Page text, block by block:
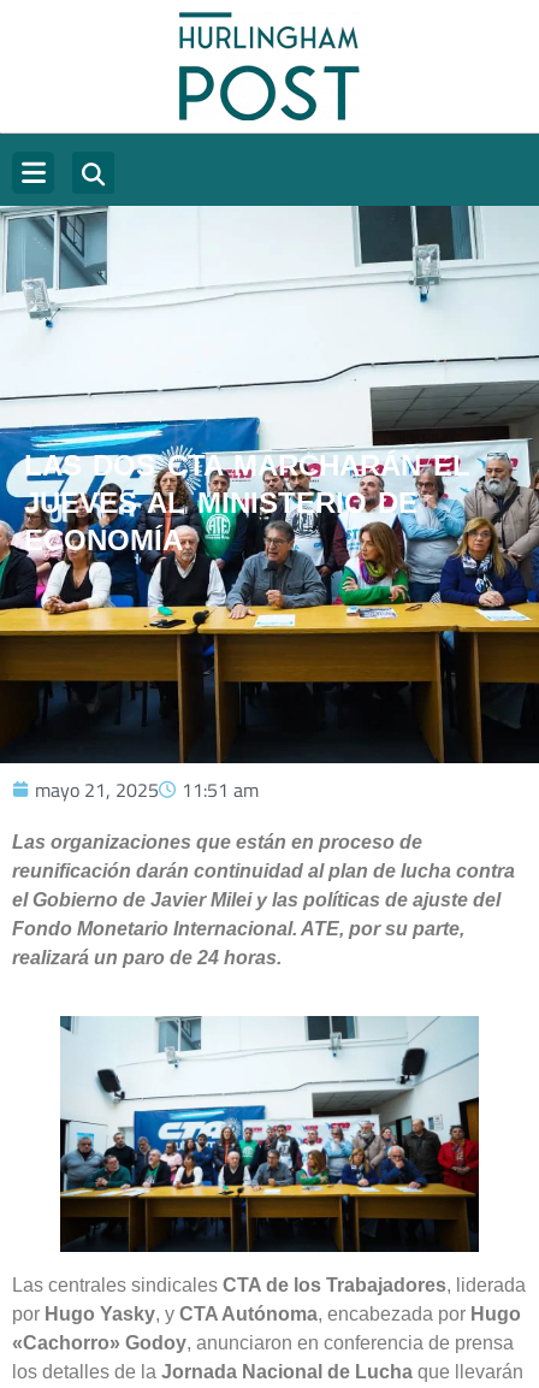
LAS DOS CTA MARCHARÁN EL
JUEVES AL MINISTERIO DE
ECONOMÍA
mayo 21, 2025 11:51 am
Las organizaciones que están en proceso de
reunificación darán continuidad al plan de lucha contra
el Gobierno de Javier Milei y las políticas de ajuste del
Fondo Monetario Internacional. ATE, por su parte,
realizará un paro de 24 horas.
Las centrales sindicales CTA de los Trabajadores, liderada
por Hugo Yasky, y CTA Autónoma, encabezada por Hugo
«Cachorro» Godoy, anunciaron en conferencia de prensa
los detalles de la Jornada Nacional de Lucha que llevarán